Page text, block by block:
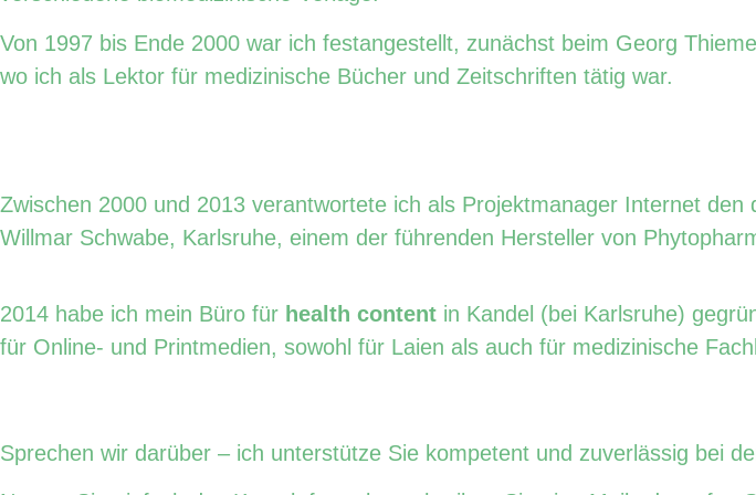
Von 1997 bis Ende 2000 war ich festangestellt, zunächst beim Georg
wo ich als Lektor für medizinische Bücher und Zeitschriften tätig war.
Zwischen 2000 und 2013 verantwortete ich als Projektmanager Internet
Willmar Schwabe, Karlsruhe, einem der führenden Hersteller von
2014 habe ich mein Büro für health content in Kandel (bei Karlsruhe)
für Online- und Printmedien, sowohl für Laien als auch für medizinische
Sprechen wir darüber – ich unterstütze Sie kompetent und zuverlässig bei